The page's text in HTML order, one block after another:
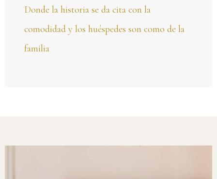
Donde la historia se da cita con la
comodidad y los huéspedes son como de la
familia